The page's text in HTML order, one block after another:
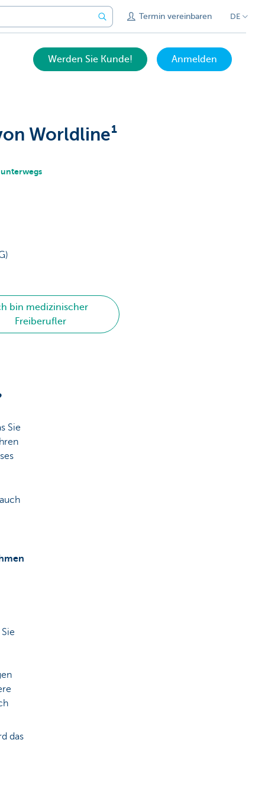
Termin vereinbaren DE
Werden Sie Kunde! Anmelden
Worldline¹
bin medizinischer
Freiberufler
Sie
das